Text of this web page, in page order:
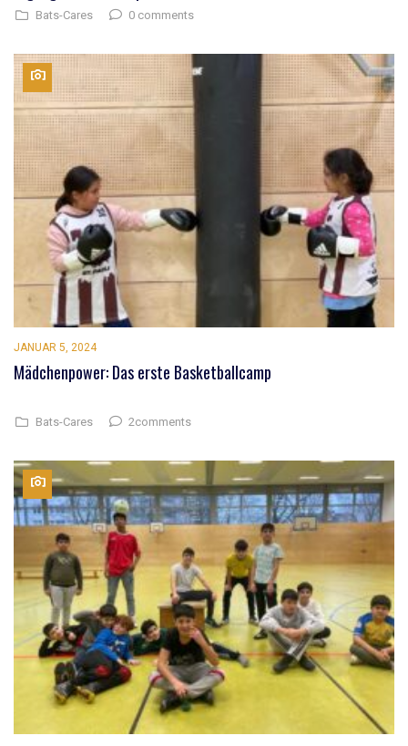
Bats-Cares 0 comments
JANUAR 5, 2024
Mädchenpower: Das erste Basketballcamp
Bats-Cares 2comments